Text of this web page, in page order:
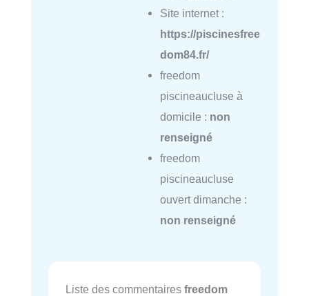
Site internet :
https://piscinesfree
dom84.fr/
freedom
piscineaucluse à
domicile : non
renseigné
freedom
piscineaucluse
ouvert dimanche :
non renseigné
Liste des commentaires freedom